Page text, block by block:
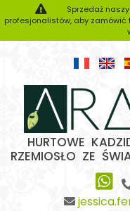
Sprzedaż
profesjonalistów, aby zamówić
HURTOWE
RZEMIOSŁO ZE